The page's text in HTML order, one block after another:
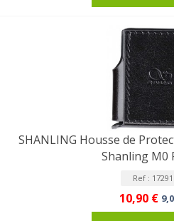
SHANLING Housse de
Shanling M0
Ref : 17291
10,90 €